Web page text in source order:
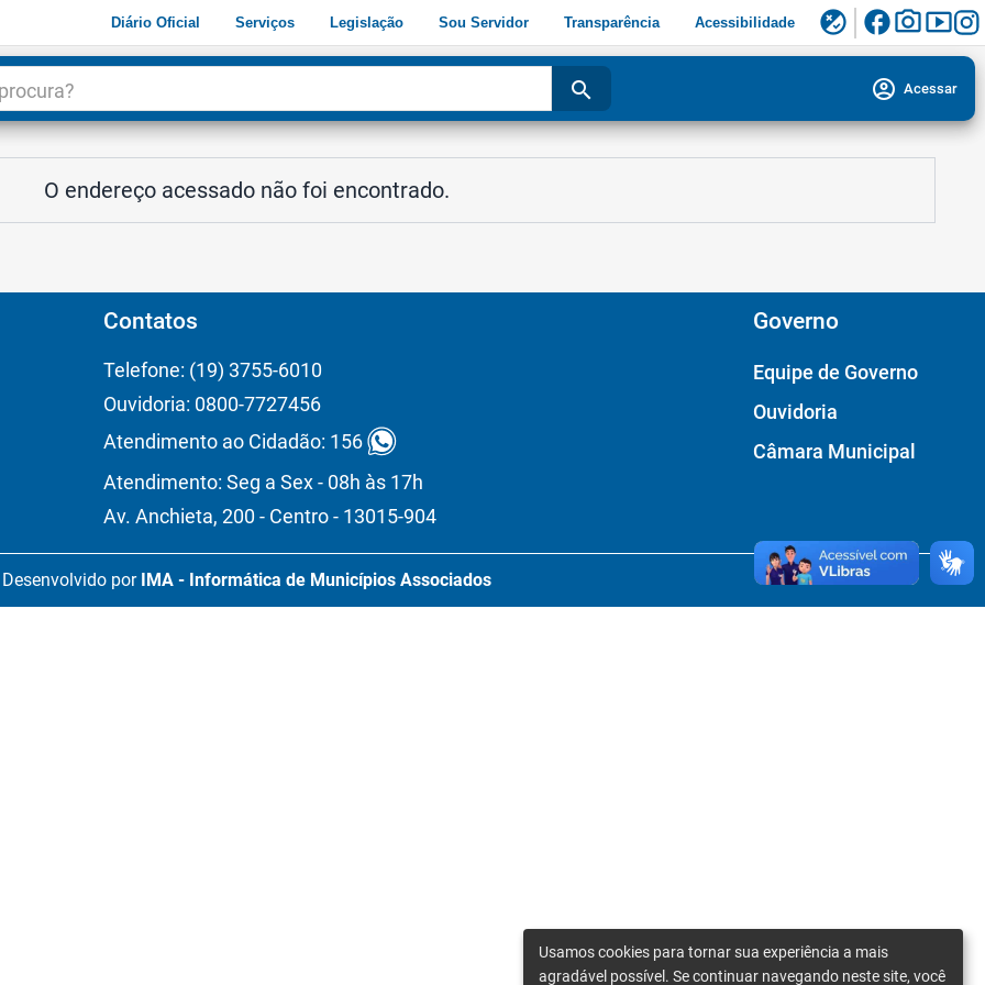
Diário Oficial Serviços Legislação Sou Servidor Transparência Acessibilidade flaky facebookphoto_camerasmart_display
search account_circle Acessar
O endereço acessado não foi encontrado.
Contatos
Telefone: (19) 3755-6010
Ouvidoria: 0800-7727456
Atendimento ao Cidadão: 156
Atendimento: Seg a Sex - 08h às 17h
Av. Anchieta, 200 - Centro - 13015-904
Governo
Equipe de Governo
Ouvidoria
Câmara Municipal
Desenvolvido por IMA - Informática de Municípios Associados
Usamos cookies para tornar sua experiência a mais
agradável possível. Se continuar navegando neste site, você